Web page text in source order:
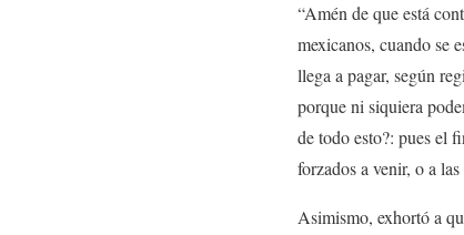
“Amén de que está
mexicanos, cuando se
llega a pagar, según
porque ni siquiera
de todo esto?: pues el
forzados a venir, o a
Asimismo, exhortó a